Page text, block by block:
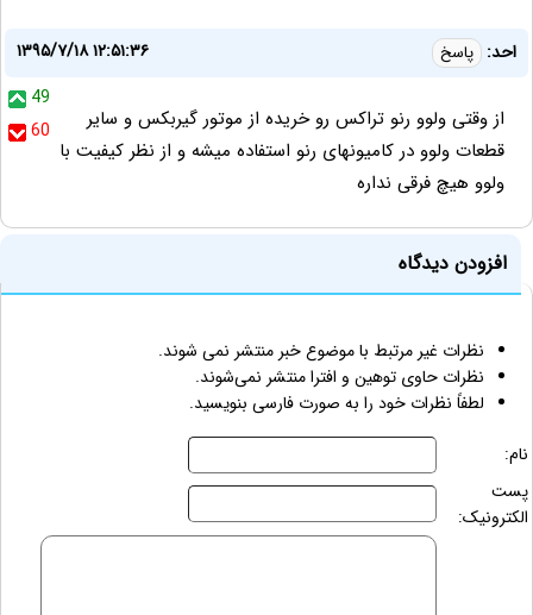
احد: پاسخ
۱۳۹۵/۷/۱۸ ۱۲:۵۱:۳۶
49
60
از وقتی ولوو رنو تراکس رو خریده از موتور گیربکس و سایر
قطعات ولوو در کامیونهای رنو استفاده میشه و از نظر کیفیت با
ولوو هیچ فرقی نداره
افزودن دیدگاه
نظرات غیر مرتبط با موضوع خبر منتشر نمی شوند.
نظرات حاوی توهین و افترا منتشر نمی‌شوند.
لطفاً نظرات خود را به صورت فارسی بنویسید.
نام:
پست
الکترونیک: